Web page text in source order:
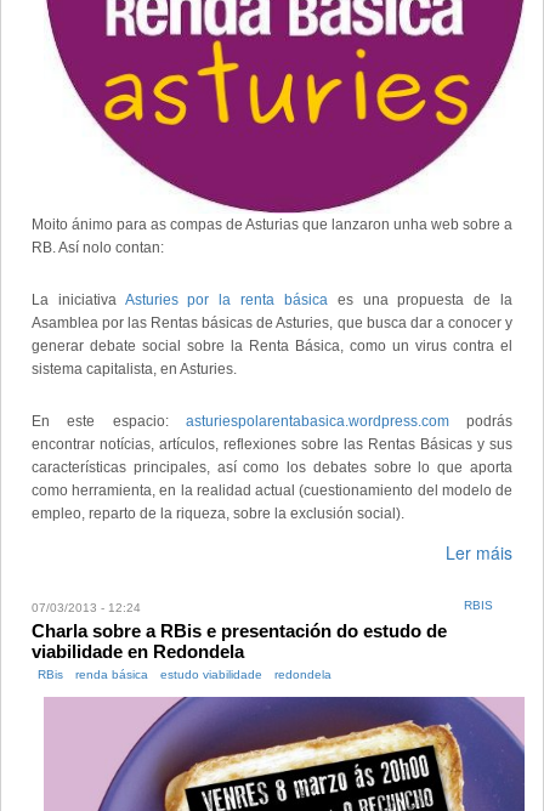
Moito ánimo para as compas de Asturias que lanzaron unha web sobre a
RB. Así nolo contan:
La iniciativa Asturies por la renta básicaes una propuesta de la
Asamblea por las Rentas básicas de Asturies, que busca dar a conocer y
generar debate social sobre la Renta Básica, como un virus contra el
sistema capitalista, en Asturies.
En este espacio: asturiespolarentabasica.wordpress.compodrás
encontrar notícias, artículos, reflexiones sobre las Rentas Básicas y sus
características principales, así como los debates sobre lo que aporta
como herramienta, en la realidad actual (cuestionamiento del modelo de
empleo, reparto de la riqueza, sobre la exclusión social).
Ler máis
07/03/2013 - 12:24 RBIS
Charla sobre a RBis e presentación do estudo de
viabilidade en Redondela
RBis renda básica estudo viabilidade redondela